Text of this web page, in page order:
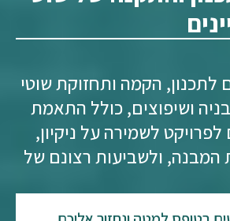
לתכנון, הקמה ותחזוקת שוטי
ושיפוצים, כולל התאמת
לשמירה על ניקיון,
המבנה, ולשביעות רצונם של